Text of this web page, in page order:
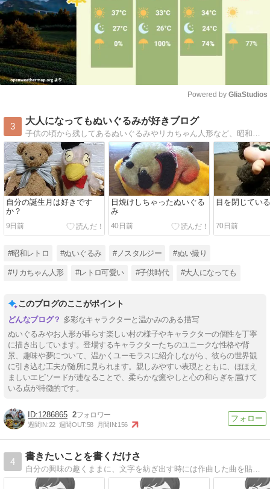
Powered by GliaStudios
3
大人になってもぬいぐるみが好きブログ
子供の頃から残してあるぬいぐるみやリカちゃん人形など、昭和レトロな懐かしい物を多数紹介。ぬいぐるみ占いも注目して下さいね♪
自分の誕生月は好きです
か？
9日前
日焼けしちゃったぬいぐる
み
40日前
目を閉じてい
70日前
#昭和レトロ #ぬいぐるみ #ノスタルジー #ぬい撮り
#リカちゃん人形 #レトロ可愛い #子供時代 #大人になっても
このブログのここがポイント
多彩なキャラクターと温かみのある描写
ぬいぐるみやお人形が暮らす楽しい村の様子やキャラクターの個性を丁寧
に描き出しています。登場するキャラクターたちのユニークな性格や背
景、趣味や夢について、温かくユーモラスに紹介しながら、彼らの世界観
に引き込む工夫が随所に見られます。親しみやすい表現とともに、ほほえ
ましいエピソードが連なることで、柔らかな癒やしと心の和らぎを届けて
いる点が特徴的です。
1286865 2
週間IN:22 週間OUT:58 月間IN:156
4
書きたいことを書くだけさ
自分の興味の趣くままに、文字を紡ぎ出す時には作曲した曲を貼り付けたりもします。